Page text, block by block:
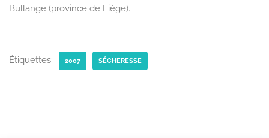
Bullange (province de Liège).
Étiquettes: 2007 SÉCHERESSE